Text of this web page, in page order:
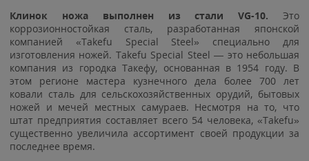
Клинок ножа выполнен из стали VG-10. Это
коррозионностойкая сталь, разработанная японской
компанией «Takefu Special Steel» специально для
изготовления ножей. Takefu Special Steel — это небольшая
компания из городка Такефу, основанная в 1954 году. В
этом регионе мастера кузнечного дела более 700 лет
ковали сталь для сельскохозяйственных орудий, бытовых
ножей и мечей местных самураев. Несмотря на то, что
штат предприятия составляет всего 54 человека, «Takefu»
существенно увеличила ассортимент своей продукции за
последнее время.